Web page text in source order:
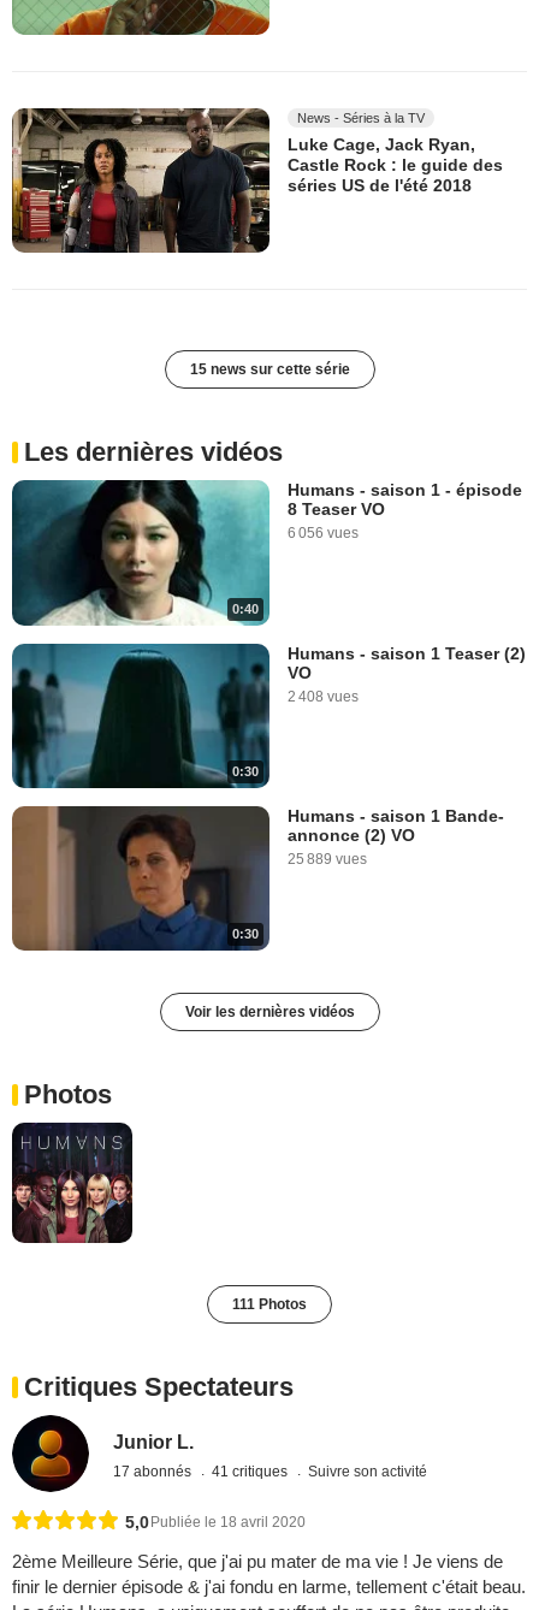
News - Séries à la TV
Luke Cage, Jack Ryan,
Castle Rock : le guide des
séries US de l'été 2018
15 news sur cette série
Les dernières vidéos
0:40
Humans - saison 1 - épisode
8 Teaser VO
6 056 vues
0:30
Humans - saison 1 Teaser (2)
VO
2 408 vues
0:30
Humans - saison 1 Bande-
annonce (2) VO
25 889 vues
Voir les dernières vidéos
Photos
111 Photos
Critiques Spectateurs
Junior L.
17 abonnés 41 critiques Suivre son activité
5,0 Publiée le 18 avril 2020
2ème Meilleure Série, que j'ai pu mater de ma vie ! Je viens de
finir le dernier épisode & j'ai fondu en larme, tellement c'était beau.